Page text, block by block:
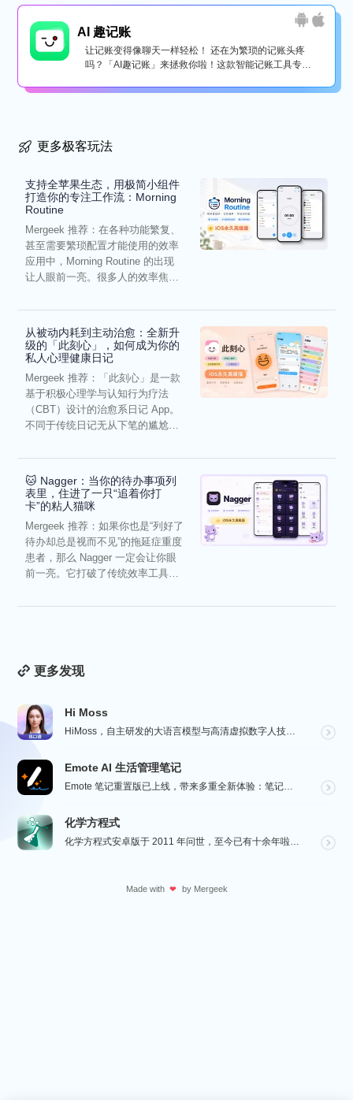
AI 趣记账
让记账变得像聊天一样轻松！ 还在为繁琐的记账头疼
吗？「AI趣记账」来拯救你啦！这款智能记账工具专为
更多极客玩法
支持全苹果生态，用极简小组件
打造你的专注工作流：Morning
Routine
Mergeek 推荐：在各种功能繁复、
甚至需要繁琐配置才能使用的效率
应用中，Morning Routine 的出现
让人眼前一亮。很多人的效率焦
从被动内耗到主动治愈：全新升
级的「此刻心」，如何成为你的
私人心理健康日记
Mergeek 推荐：「此刻心」是一款
基于积极心理学与认知行为疗法
（CBT）设计的治愈系日记 App。
不同于传统日记无从下笔的尴尬，
🐱 Nagger：当你的待办事项列
表里，住进了一只“追着你打
卡”的粘人猫咪
Mergeek 推荐：如果你也是“列好了
待办却总是视而不见”的拖延症重度
患者，那么 Nagger 一定会让你眼
前一亮。它打破了传统效率工具冰
更多发现
Hi Moss
HiMoss，自主研发的大语言模型与高清虚拟数字人技术，重塑英语口语教学的未来。 我们的 AI 虚拟...
Emote AI 生活管理笔记
Emote 笔记重置版已上线，带来多重全新体验：笔记架构全面升级，融合笔记、AI 与日程管理，打造高...
化学方程式
化学方程式安卓版于 2011 年问世，至今已有十余年啦！在广大网友的积极贡献和我们的悉心维护下，如今...
Made with ❤ by Mergeek